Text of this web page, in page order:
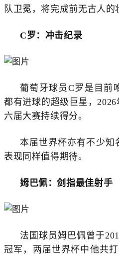
队卫冕，将完成前无古人的
C罗：冲击纪录
葡萄牙球员C罗是目前
都有进球的超级巨星，
六届大赛持续得分。
本届世界杯亦有不少知
表现同样值得期待。
姆巴佩：剑指最佳射手
法国球员姆巴佩曾于
冠军，两届世界杯中他共